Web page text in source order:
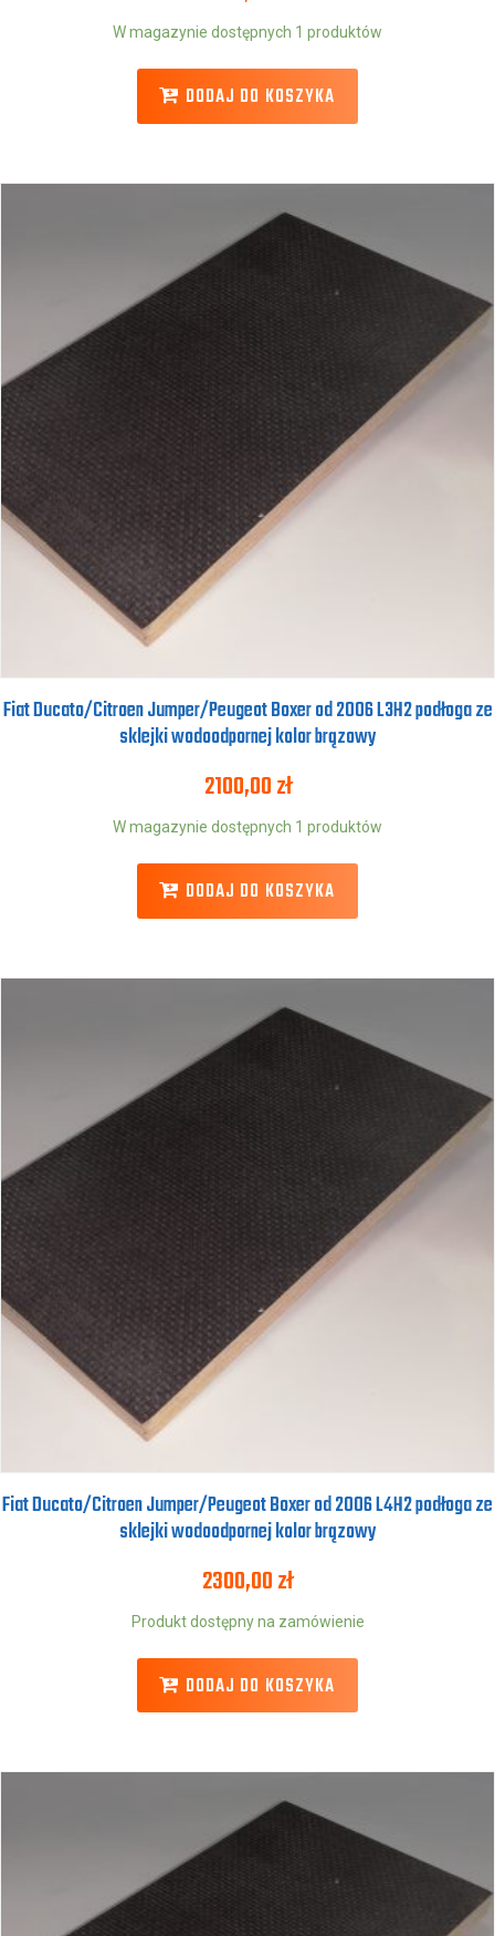
W magazynie dostępnych 1 produktów
DODAJ DO KOSZYKA
Fiat Ducato/Citroen Jumper/Peugeot Boxer od 2006 L3H2 podłoga ze
sklejki wodoodpornej kolor brązowy
2100,00zł
W magazynie dostępnych 1 produktów
DODAJ DO KOSZYKA
Fiat Ducato/Citroen Jumper/Peugeot Boxer od 2006 L4H2 podłoga ze
sklejki wodoodpornej kolor brązowy
2300,00zł
Produkt dostępny na zamówienie
DODAJ DO KOSZYKA